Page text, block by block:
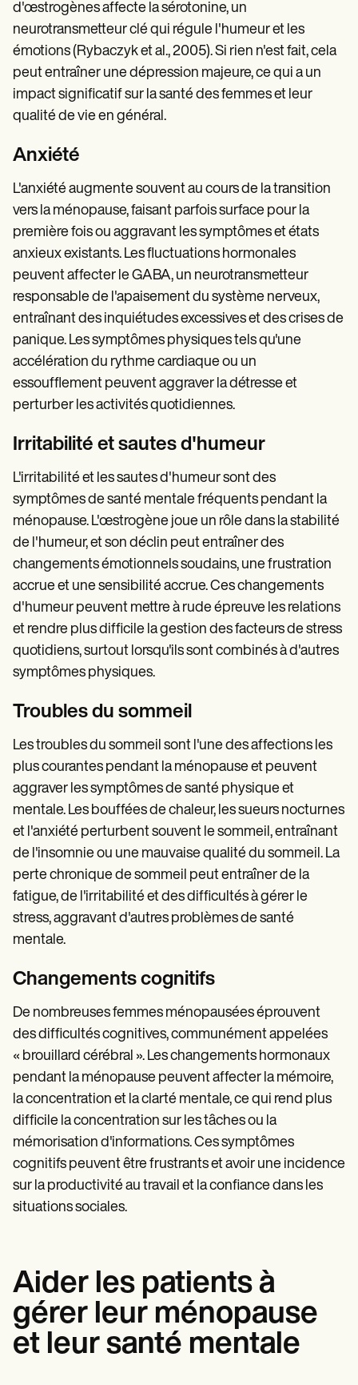
d'œstrogènes affecte la sérotonine, un
neurotransmetteur clé qui régule l'humeur et les
émotions (Rybaczyk et al., 2005). Si rien n'est fait, cela
peut entraîner une dépression majeure, ce qui a un
impact significatif sur la santé des femmes et leur
qualité de vie en général.
Anxiété
L'anxiété augmente souvent au cours de la transition
vers la ménopause, faisant parfois surface pour la
première fois ou aggravant les symptômes et états
anxieux existants. Les fluctuations hormonales
peuvent affecter le GABA, un neurotransmetteur
responsable de l'apaisement du système nerveux,
entraînant des inquiétudes excessives et des crises de
panique. Les symptômes physiques tels qu'une
accélération du rythme cardiaque ou un
essoufflement peuvent aggraver la détresse et
perturber les activités quotidiennes.
Irritabilité et sautes d'humeur
L'irritabilité et les sautes d'humeur sont des
symptômes de santé mentale fréquents pendant la
ménopause. L'œstrogène joue un rôle dans la stabilité
de l'humeur, et son déclin peut entraîner des
changements émotionnels soudains, une frustration
accrue et une sensibilité accrue. Ces changements
d'humeur peuvent mettre à rude épreuve les relations
et rendre plus difficile la gestion des facteurs de stress
quotidiens, surtout lorsqu'ils sont combinés à d'autres
symptômes physiques.
Troubles du sommeil
Les troubles du sommeil sont l'une des affections les
plus courantes pendant la ménopause et peuvent
aggraver les symptômes de santé physique et
mentale. Les bouffées de chaleur, les sueurs nocturnes
et l'anxiété perturbent souvent le sommeil, entraînant
de l'insomnie ou une mauvaise qualité du sommeil. La
perte chronique de sommeil peut entraîner de la
fatigue, de l'irritabilité et des difficultés à gérer le
stress, aggravant d'autres problèmes de santé
mentale.
Changements cognitifs
De nombreuses femmes ménopausées éprouvent
des difficultés cognitives, communément appelées
« brouillard cérébral ». Les changements hormonaux
pendant la ménopause peuvent affecter la mémoire,
la concentration et la clarté mentale, ce qui rend plus
difficile la concentration sur les tâches ou la
mémorisation d'informations. Ces symptômes
cognitifs peuvent être frustrants et avoir une incidence
sur la productivité au travail et la confiance dans les
situations sociales.
Aider les patients à
gérer leur ménopause
et leur santé mentale